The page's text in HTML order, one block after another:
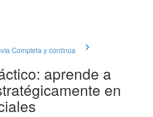
Completa y continúa
aprende a
en